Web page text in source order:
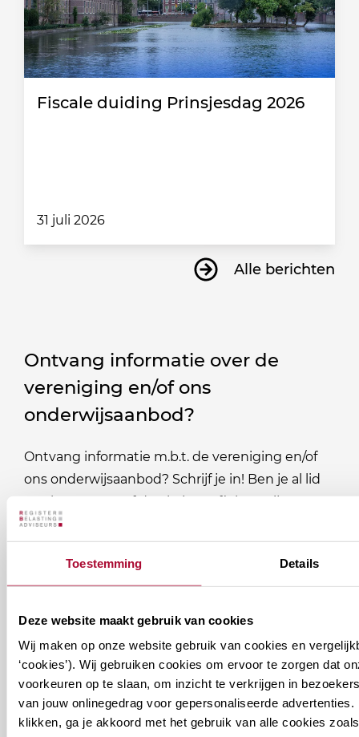
Toestemming Details
Deze website maakt gebruik van cookies
Wij maken op onze website gebruik van cookies en
‘cookies’). Wij gebruiken cookies om ervoor te zorgen dat
voorkeuren op te slaan, om inzicht te verkrijgen in
van jouw onlinegedrag voor gepersonaliseerde advertenties.
klikken, ga je akkoord met het gebruik van alle cookies
Fiscale duiding Prinsjesdag 2026
31 juli 2026
Alle berichten
Ontvang informatie over de
vereniging en/of ons
onderwijsaanbod?
Ontvang informatie m.b.t. de vereniging en/of
ons onderwijsaanbod? Schrijf je in! Ben je al lid
aan welke nieuwsbrieven je wil ontvangen.
E-mailadres*
naam@bedrijf.nl
zou
je
willen
ontvangen?
Verenigingsnieuws